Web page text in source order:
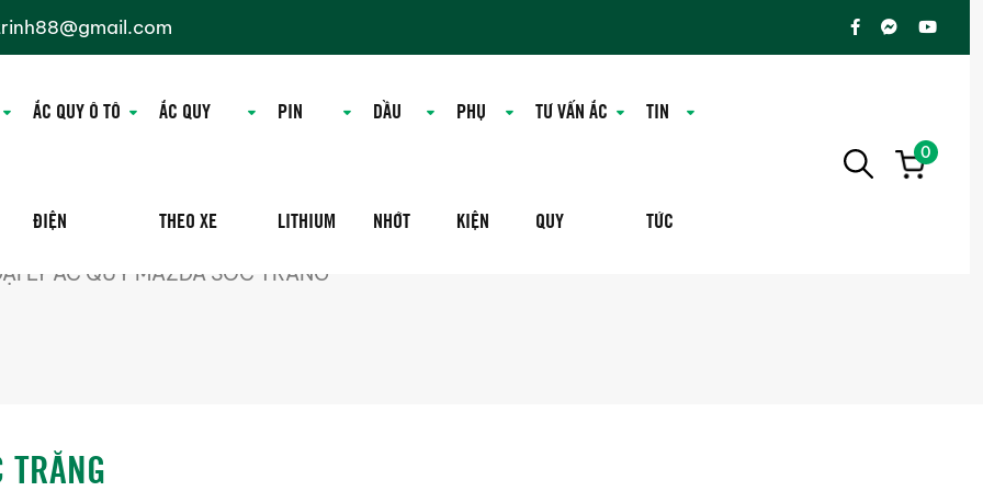
ẮC QUY Ô TÔ
ĐIỆN
ẮC QUY
THEO XE
PIN
LITHIUM
DẦU
NHỚT
PHỤ
KIỆN
TƯ VẤN ẮC
QUY
TIN
TỨC
0
LÝ ẮC QUY MAZDA SÓC TRĂNG